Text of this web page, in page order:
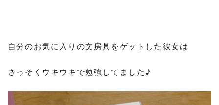
自分のお気に入りの文房具をゲットした彼女は
さっそくウキウキで勉強してました♪